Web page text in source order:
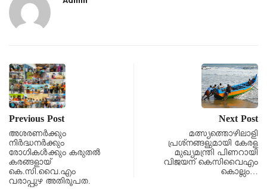
Previous Post
അശരണർക്കും
നിർദ്ധനർക്കും
രോഗികൾക്കും കരുതൽ
കരങ്ങളായ്
കെ.സി.വൈ.എം
വരാപ്പുഴ അതിരൂപത.
Next Post
മത്സ്യത്തൊഴിലാളി
പ്രശ്നങ്ങളുമായി കേരള
മുഖ്യമന്ത്രി പിണറായി
വിജയന് കെസിവൈഎം
കൊല്ലം…